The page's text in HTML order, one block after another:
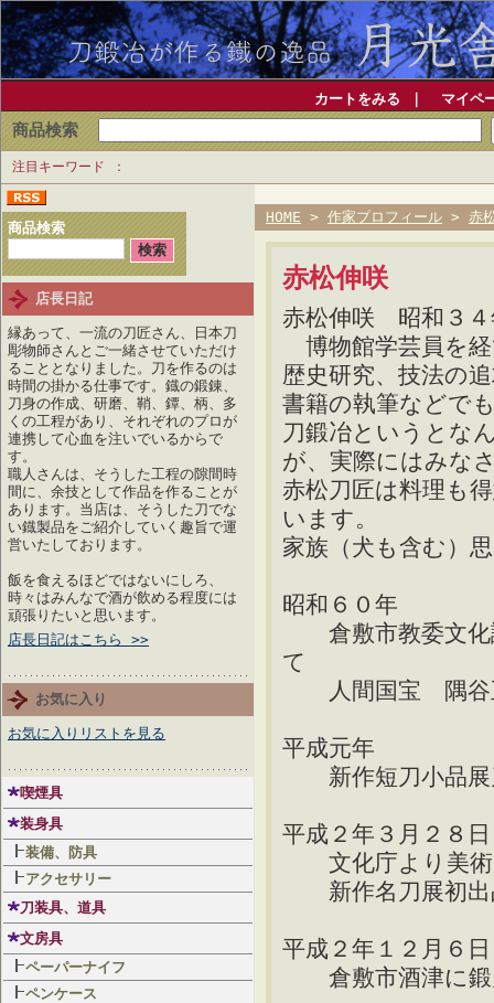
カートをみる マイペ
商品検索
注目キーワード
商品検索
店長日記
縁あって、一流の刀匠さん、日本刀
彫物師さんとご一緒させていただけ
ることとなりました。刀を作るのは
時間の掛かる仕事です。鐡の鍛錬、
刀身の作成、研磨、鞘、鐔、柄、多
くの工程があり、それぞれのプロが
連携して心血を注いでいるからで
す。
職人さんは、そうした工程の隙間時
間に、余技として作品を作ることが
あります。当店は、そうした刀でな
い鐡製品をご紹介していく趣旨で運
営いたしております。
飯を食えるほどではないにしろ、
時々はみんなで酒が飲める程度には
頑張りたいと思います。
店長日記はこちら >>
お気に入り
お気に入りリストを見る
喫煙具
装身具
装備、防具
アクセサリー
刀装具、道具
文房具
ペーパーナイフ
ペンケース
HOME > 作家プロフィール > 赤
赤松伸咲
赤松伸咲 昭和３
博物館学芸員を
歴史研究、技法の
書籍の執筆などで
刀鍛冶というとな
が、実際にはみな
赤松刀匠は料理も
います。
家族（犬も含む）
昭和６０年
倉敷市教委文化
て
人間国宝 隅谷
平成元年
新作短刀小品展
平成２年３月２８日
文化庁より美術
新作名刀展初
平成２年１２月６日
倉敷市酒津に鍛